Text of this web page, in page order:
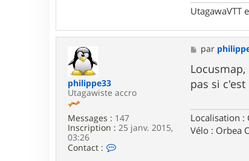
a
c
t
a
a
w
UtagawaVTT
philippe33
Utagawiste accro
Messages : 147
Inscription : 25 janv. 2015,
03:26
Contact :
M
e
s
s
a
par
pas si
Localisation :
Vélo : Orbea